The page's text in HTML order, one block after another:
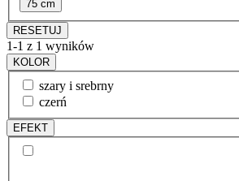
75 cm
RESETUJ
1-1 z 1 wyników
KOLOR
szary i srebrny
czerń
EFEKT